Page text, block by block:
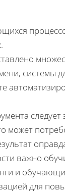
системы
следует
может
важно
и
для